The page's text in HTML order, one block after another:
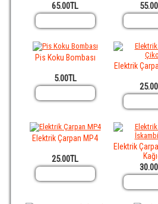
65.00TL
Pis Koku Bombası
5.00TL
Elektrik
Elektrik Çarpan MP4
25.00TL
Elektrik